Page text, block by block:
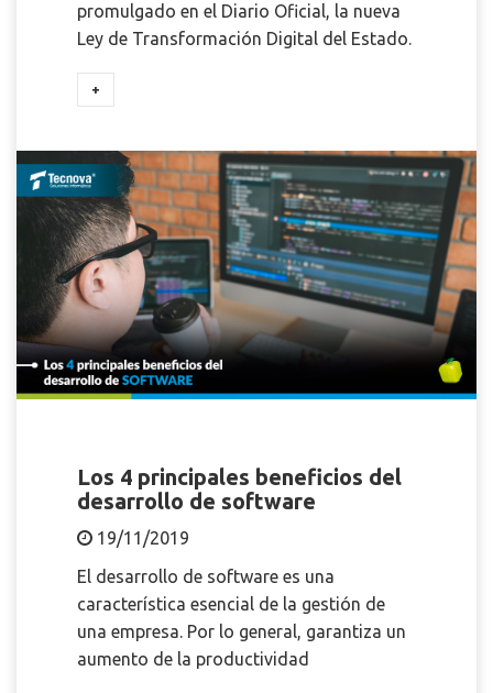
promulgado en el Diario Oficial, la nueva
Ley de Transformación Digital del Estado.
+
Los 4 principales beneficios del
desarrollo de software
19/11/2019
El desarrollo de software es una
característica esencial de la gestión de
una empresa. Por lo general, garantiza un
aumento de la productividad